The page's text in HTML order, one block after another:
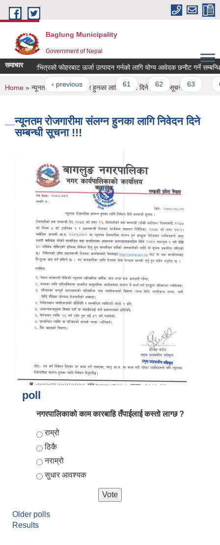
Skip to main content
Baglung Municipality
Government of Nepal
समाचारक्षेत्रभित्रको फोहरबाट ऊर्जा उत्पादन गर्नको लागि योग्य आवेदक छनौट गर्ने सम्बन्धि
first ‹ previous … 61 62 63
You are here
Home » न्यूनतम रोजगारीमा संलग्न हुनका लागि निवेदन दिने सम्बन्धी सूचना !!!
न्यूनतम रोजगारीमा संलग्न हुनका लागि निवेदन दिने
सम्बन्धी सूचना !!!
poll
नगरपालिकाको काम कारबाहि तँपाईलाई कस्तो लाग्छ ?
Choices
राम्रो
ठिकै
नराम्रो
सुधार आवश्यक
Older polls
Results